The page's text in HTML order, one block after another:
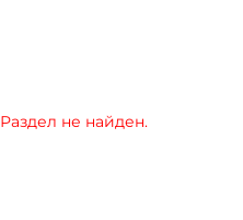
Раздел не найден.